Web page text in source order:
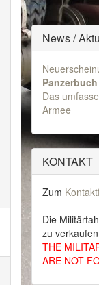
News /
Panzerbuch
Das
Armee
KONTAKT
Zum
Die
zu
THE
ARE NOT